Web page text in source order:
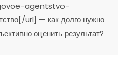
agentstvo-
url] — как долго нужно
оценить результат?